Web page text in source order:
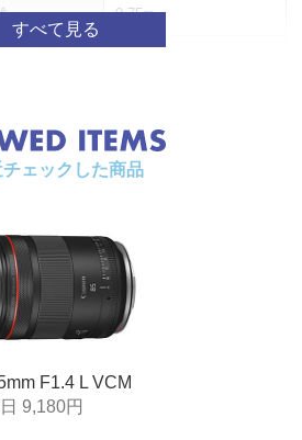
0.75m
Φ約76.5×99.3mm
ェックした商品
F1.4 L VCM
9,180円